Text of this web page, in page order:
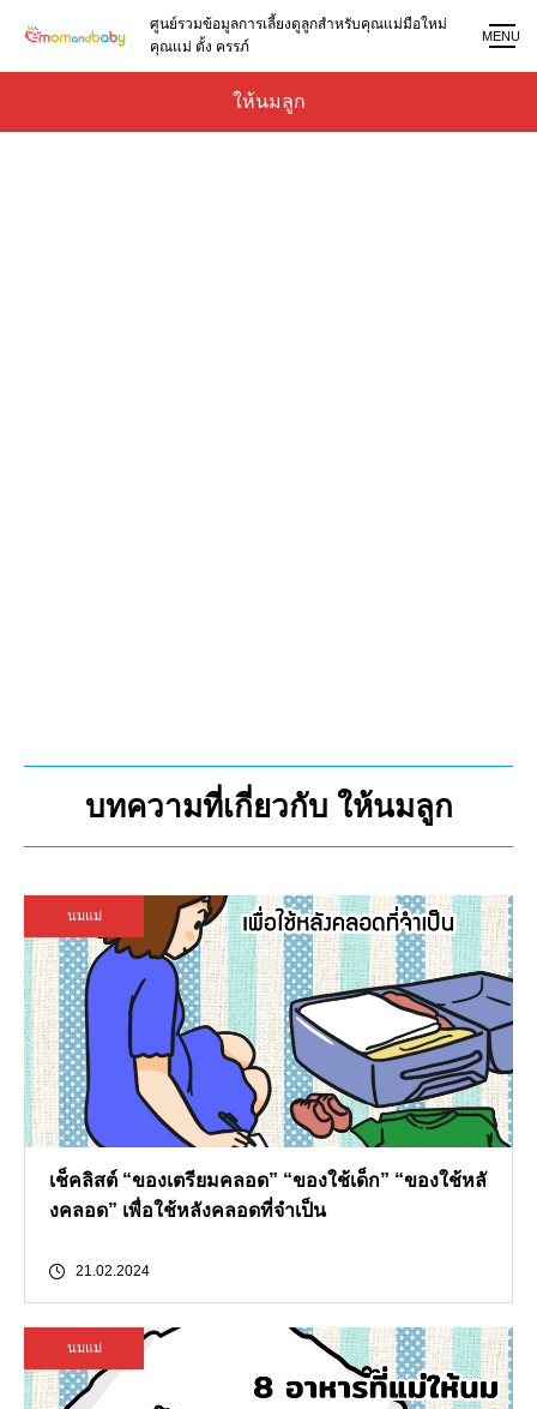
ศูนย์รวมข้อมูลการเลี้ยงดูลูกสำหรับคุณแม่มือใหม่
คุณแม่ ตั้ง ครรภ์
MENU
ให้นมลูก
บทความที่เกี่ยวกับ ให้นมลูก
นมแม่
เช็คลิสต์ “ของเตรียมคลอด” “ของใช้เด็ก” “ของใช้หลั
งคลอด” เพื่อใช้หลังคลอดที่จำเป็น
21.02.2024
นมแม่